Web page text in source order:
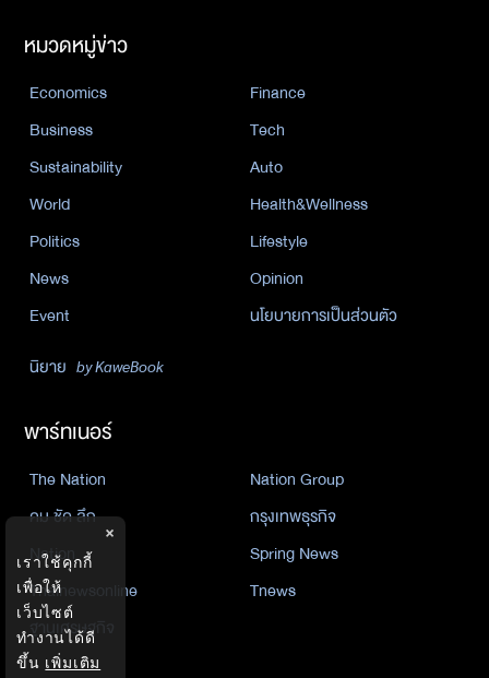
หมวดหมู่ข่าว
Economics
Finance
Business
Tech
Sustainability
Auto
World
Health&Wellness
Politics
Lifestyle
News
Opinion
Event
นโยบายการเป็นส่วนตัว
นิยาย by KaweBook
พาร์ทเนอร์
The Nation
Nation Group
คม ชัด ลึก
กรุงเทพธุรกิจ
Nation
Spring News
Thainewsonline
Tnews
ฐานเศรษฐกิจ
×
เราใช้คุกกี้
เพื่อให้
เว็บไซต์
ทำงานได้ดี
ขึ้น เพิ่มเติม